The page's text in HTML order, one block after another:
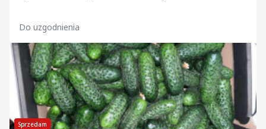
Do uzgodnienia
Sprzedam